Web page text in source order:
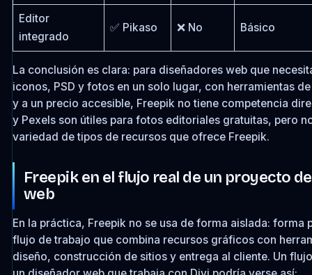
Editor
integrado
✅ Pikaso ❌ No Básico
La conclusión es clara: para diseñadores web que
iconos, PSD y fotos en un solo lugar, con herramientas
y a un precio accesible, Freepik no tiene competencia
y Pexels son útiles para fotos editoriales gratuitas, pero
variedad de tipos de recursos que ofrece Freepik.
Freepik en el flujo real de un proyecto
web
En la práctica, Freepik no se usa de forma aislada: forma
flujo de trabajo que combina recursos gráficos con
diseño, construcción de sitios y entrega al cliente. Un